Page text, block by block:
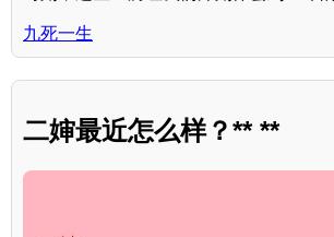
九死一生
二婶最近怎么样？** **